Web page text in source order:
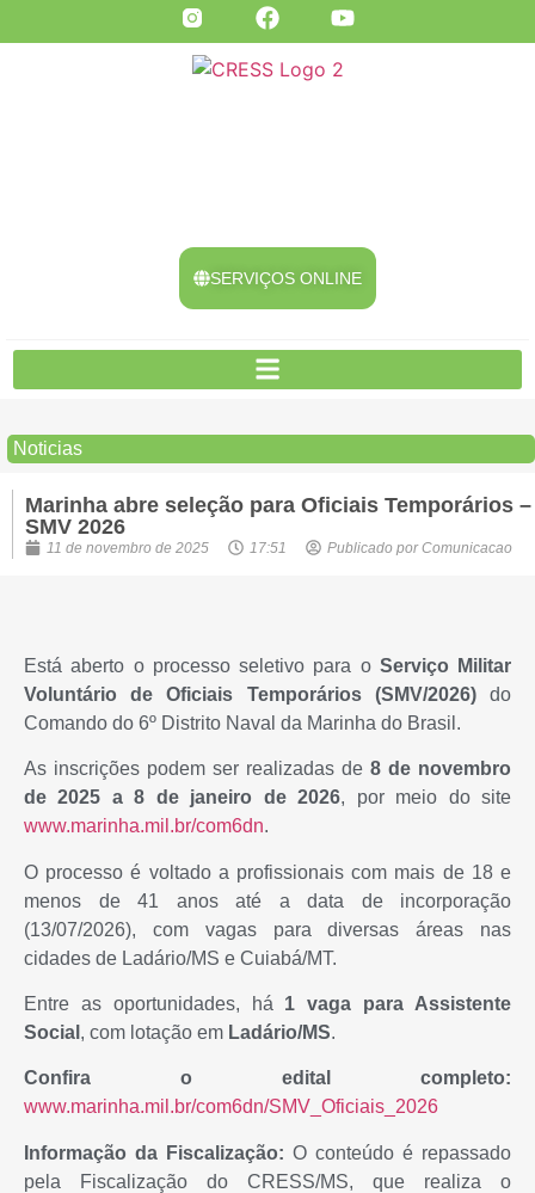
SERVIÇOS ONLINE
Noticias
Marinha abre seleção para Oficiais Temporários –
SMV 2026
11 de novembro de 2025 17:51 Publicado porComunicacao
Está aberto o processo seletivo para o Serviço Militar
Voluntário de Oficiais Temporários (SMV/2026)do
Comando do 6º Distrito Naval da Marinha do Brasil.
As inscrições podem ser realizadas de 8 de novembro
de 2025 a 8 de janeiro de 2026, por meio do site
www.marinha.mil.br/com6dn.
O processo é voltado a profissionais com mais de 18 e
menos de 41 anos até a data de incorporação
(13/07/2026), com vagas para diversas áreas nas
cidades de Ladário/MS e Cuiabá/MT.
Entre as oportunidades, há 1 vaga para Assistente
Social , com lotação em Ladário/MS.
Confira o edital completo:
www.marinha.mil.br/com6dn/SMV_Oficiais_2026
Informação da Fiscalização: O conteúdo é repassado
pela Fiscalização do CRESS/MS, que realiza o